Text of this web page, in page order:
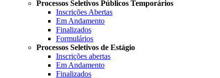
Processos Seletivos Públicos Temporários
Inscrições Abertas
Em Andamento
Finalizados
Formulários
Processos Seletivos de Estágio
Inscrições abertas
Em Andamento
Finalizados